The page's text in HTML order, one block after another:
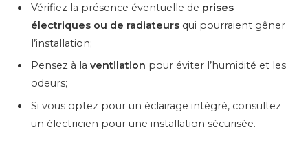
Vérifiez la présence éventuelle de prises
électriques ou de radiateurs qui pourraient gêner
l’installation;
Pensez à la ventilation pour éviter l’humidité et les
odeurs;
Si vous optez pour un éclairage intégré, consultez
un électricien pour une installation sécurisée.